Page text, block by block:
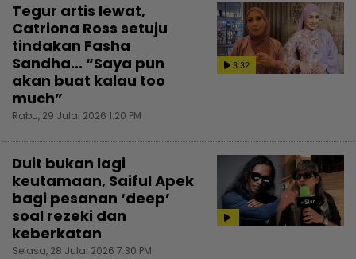
3:32
Tegur artis lewat,
Catriona Ross setuju
tindakan Fasha
Sandha... “Saya pun
akan buat kalau too
much”
Rabu, 29 Julai 2026 1:20 PM
Duit bukan lagi
keutamaan, Saiful Apek
bagi pesanan ‘deep’
soal rezeki dan
keberkatan
Selasa, 28 Julai 2026 7:30 PM